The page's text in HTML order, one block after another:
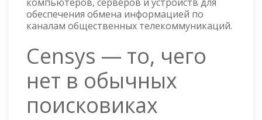
обеспечения обмена информацией по
каналам общественных телекоммуникаций.
Censys — то, чего
нет в обычных
поисковиках